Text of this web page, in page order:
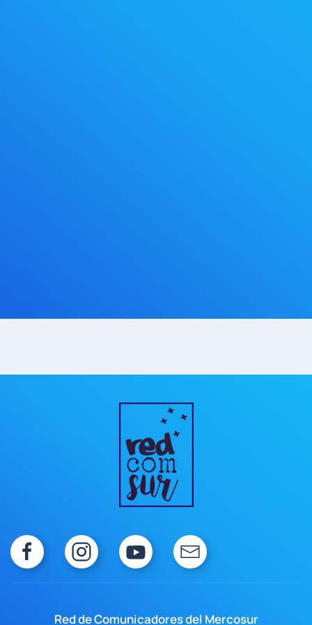
Red de Comunicadores del Mercosur